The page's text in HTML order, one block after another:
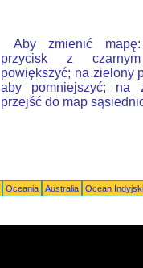
Aby zmienić
przycisk z
powiększyć; na zielony
aby pomniejszyć; na
przejść do map
Oceania Australia Ocean Indyjski